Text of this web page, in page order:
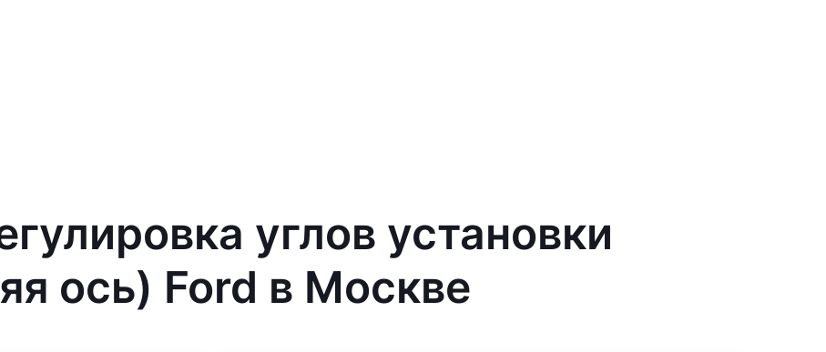
углов установки
ось) Ford в Москве